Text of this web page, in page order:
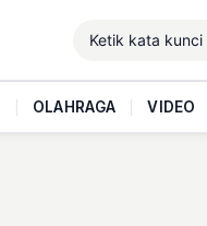
OLAHRAGA VIDEO